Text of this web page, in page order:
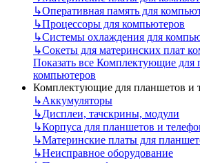
↳Оперативная память для
↳Процессоры для компьютеров
↳Системы охлаждения для
↳Сокеты для материнских плат
Показать все Комплектующие для
компьютеров
Комплектующие для планшетов и
↳Аккумуляторы
↳Дисплеи, тачскрины, модули
↳Корпуса для планшетов и
↳Материнские платы для
↳Неисправное оборудование